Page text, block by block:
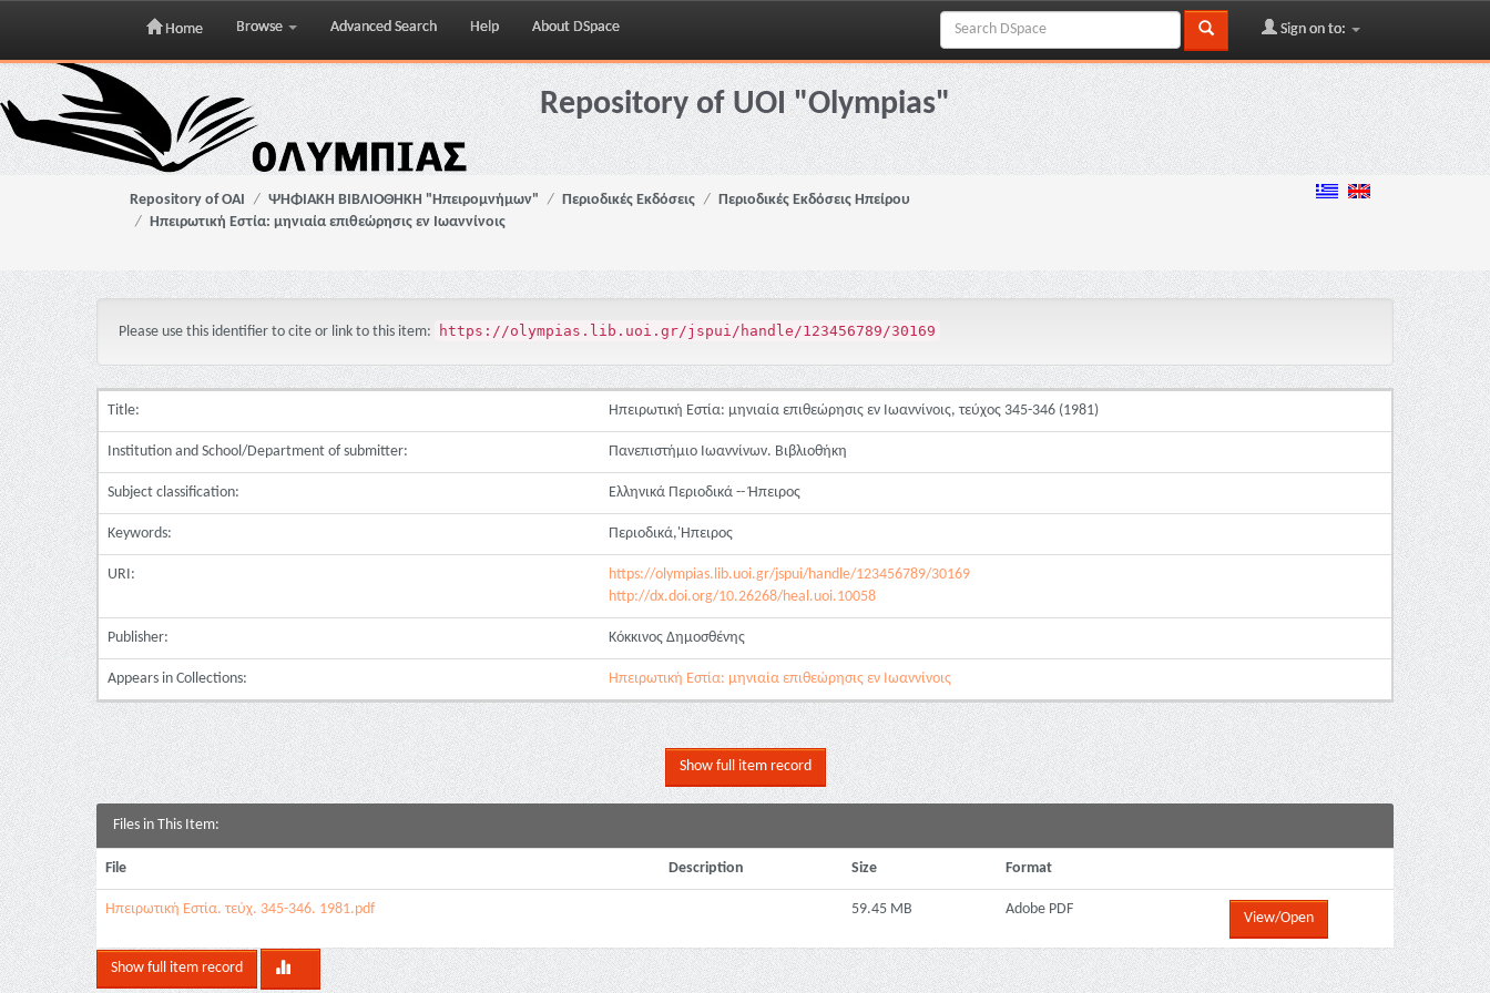
Skip
navigation
Home Browse Advanced Search Help About DSpace Sign on to:
Repository of UOI "Olympias"
Repository of OAI ΨΗΦΙΑΚΗ ΒΙΒΛΙΟΘΗΚΗ "Ηπειρομνήμων" Περιοδικές Εκδόσεις
Περιοδικές Εκδόσεις Ηπείρου
Ηπειρωτική Εστία: μηνιαία επιθεώρησις εν Ιωαννίνοις
Please use this identifier to cite or link to this item: https://olympias.lib.uoi.gr/jspui/handle/123456789/30169
Title: Ηπειρωτική Εστία: μηνιαία επιθεώρησις εν Ιωαννίνοις, τεύχος 345-346 (1981)
Institution and School/Department of submitter: Πανεπιστήμιο Ιωαννίνων. Βιβλιοθήκη
Subject classification: Ελληνικά Περιοδικά -- Ήπειρος
Keywords: Περιοδικά,'Ηπειρος
URI:
https://olympias.lib.uoi.gr/jspui/handle/123456789/30169
http://dx.doi.org/10.26268/heal.uoi.10058
Publisher: Κόκκινος Δημοσθένης
Appears in Collections: Ηπειρωτική Εστία: μηνιαία επιθεώρησις εν Ιωαννίνοις
Show full item record
Files in This Item:
File Description Size Format
Ηπειρωτική Εστία. τεύχ. 345-346. 1981.pdf 59.45 MB Adobe PDF
View/Open
Show full item record